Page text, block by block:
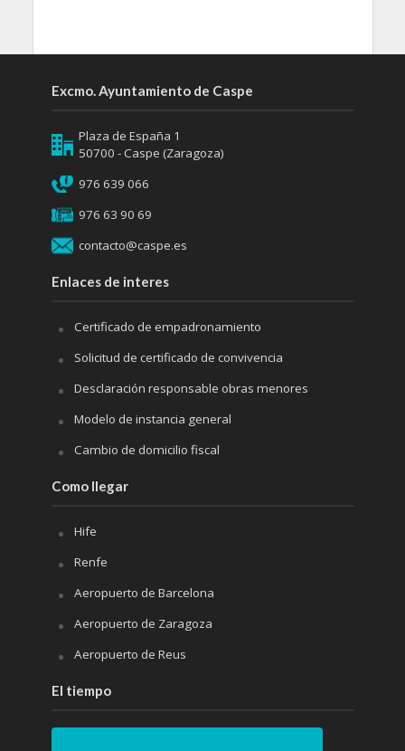
Excmo. Ayuntamiento de Caspe
Plaza de España 1
50700 - Caspe (Zaragoza)
976 639 066
976 63 90 69
contacto@caspe.es
Enlaces de interes
Certificado de empadronamiento
Solicitud de certificado de convivencia
Desclaración responsable obras menores
Modelo de instancia general
Cambio de domicilio fiscal
Como llegar
Hife
Renfe
Aeropuerto de Barcelona
Aeropuerto de Zaragoza
Aeropuerto de Reus
El tiempo